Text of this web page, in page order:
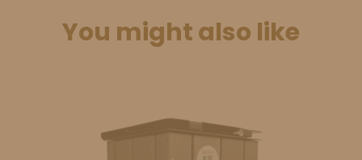
You might also like